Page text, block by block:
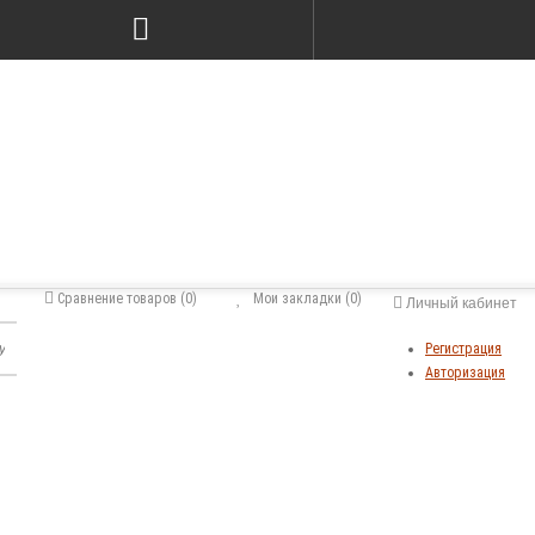
Личный кабинет
Регистрация
Авторизация
Мои закладки (0)
Сравнение товаров (0)